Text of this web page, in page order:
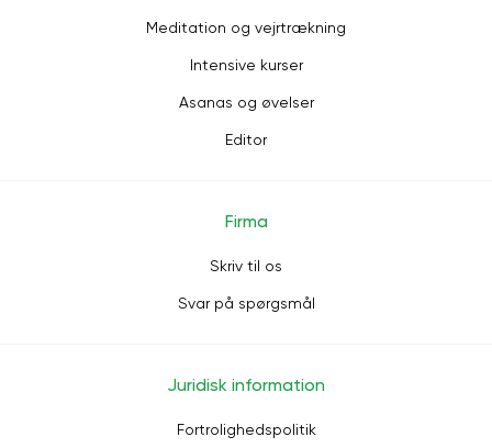
Meditation og vejrtrækning
Intensive kurser
Asanas og øvelser
Editor
Firma
Skriv til os
Svar på spørgsmål
Juridisk information
Fortrolighedspolitik